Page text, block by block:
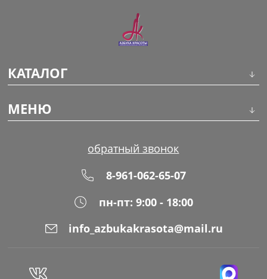
КАТАЛОГ
Макияж
МЕНЮ
Оплата
обратный звонок
8-961-062-65-07
пн-пт: 9:00 - 18:00
info_azbukakrasota@mail.ru